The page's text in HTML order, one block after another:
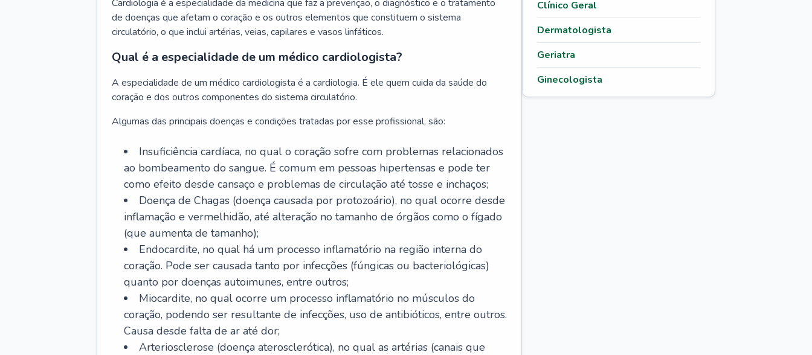
Cardiologia é a especialidade da medicina que faz a prevenção, o diagnóstico e o tratamento
de doenças que afetam o coração e os outros elementos que constituem o sistema
circulatório, o que inclui artérias, veias, capilares e vasos linfáticos.
Qual é a especialidade de um médico cardiologista?
A especialidade de um médico cardiologista é a cardiologia. É ele quem cuida da saúde do
coração e dos outros componentes do sistema circulatório.
Algumas das principais doenças e condições tratadas por esse profissional, são:
Insuficiência cardíaca, no qual o coração sofre com problemas relacionados
ao bombeamento do sangue. É comum em pessoas hipertensas e pode ter
como efeito desde cansaço e problemas de circulação até tosse e inchaços;
Doença de Chagas (doença causada por protozoário), no qual ocorre desde
inflamação e vermelhidão, até alteração no tamanho de órgãos como o fígado
(que aumenta de tamanho);
Endocardite, no qual há um processo inflamatório na região interna do
coração. Pode ser causada tanto por infecções (fúngicas ou bacteriológicas)
quanto por doenças autoimunes, entre outros;
Miocardite, no qual ocorre um processo inflamatório no músculos do
coração, podendo ser resultante de infecções, uso de antibióticos, entre outros.
Causa desde falta de ar até dor;
Arteriosclerose (doença aterosclerótica), no qual as artérias (canais que
Clínico Geral
Dermatologista
Geriatra
Ginecologista